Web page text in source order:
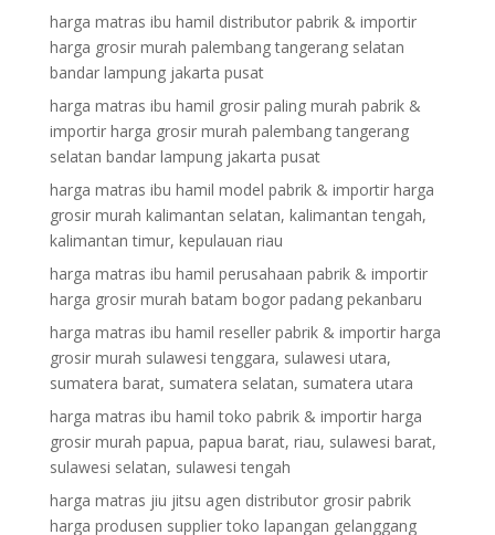
harga matras ibu hamil distributor pabrik & importir
harga grosir murah palembang tangerang selatan
bandar lampung jakarta pusat
harga matras ibu hamil grosir paling murah pabrik &
importir harga grosir murah palembang tangerang
selatan bandar lampung jakarta pusat
harga matras ibu hamil model pabrik & importir harga
grosir murah kalimantan selatan, kalimantan tengah,
kalimantan timur, kepulauan riau
harga matras ibu hamil perusahaan pabrik & importir
harga grosir murah batam bogor padang pekanbaru
harga matras ibu hamil reseller pabrik & importir harga
grosir murah sulawesi tenggara, sulawesi utara,
sumatera barat, sumatera selatan, sumatera utara
harga matras ibu hamil toko pabrik & importir harga
grosir murah papua, papua barat, riau, sulawesi barat,
sulawesi selatan, sulawesi tengah
harga matras jiu jitsu agen distributor grosir pabrik
harga produsen supplier toko lapangan gelanggang